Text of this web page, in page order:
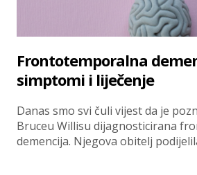
Frontotemporalna
simptomi i liječenje
Danas smo svi čuli vijest da je
Bruceu Willisu dijagnosticirana
demencija. Njegova obitelj